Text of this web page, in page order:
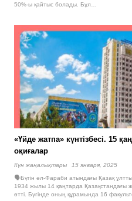
50%-ы қайтыс болады. Бұл…
«Үйде жатпа» күнтізбесі. 15
оқиғалар
Күн жаңалықтары
15 января, 2025
🗣Бүгін әл-Фараби атындағы Қазақ
1934 жылы 14 қаңтарда Қазақстандағы
өтті. Бүгінде оның құрамында 16